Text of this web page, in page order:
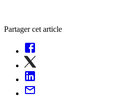
Partager cet article